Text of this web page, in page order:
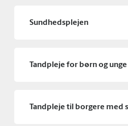
Sundhedsplejen
Tandpleje for børn og unge
Tandpleje til borgere med